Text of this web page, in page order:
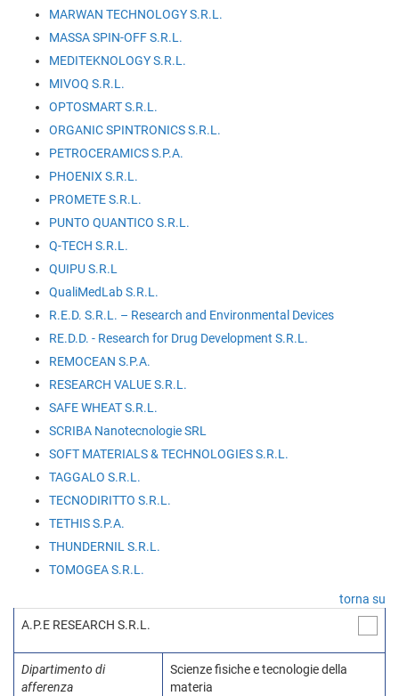
MARWAN TECHNOLOGY S.R.L.
MASSA SPIN-OFF S.R.L.
MEDITEKNOLOGY S.R.L.
MIVOQ S.R.L.
OPTOSMART S.R.L.
ORGANIC SPINTRONICS S.R.L.
PETROCERAMICS S.P.A.
PHOENIX S.R.L.
PROMETE S.R.L.
PUNTO QUANTICO S.R.L.
Q-TECH S.R.L.
QUIPU S.R.L
QualiMedLab S.R.L.
R.E.D. S.R.L. – Research and Environmental Devices
RE.D.D. - Research for Drug Development S.R.L.
REMOCEAN S.P.A.
RESEARCH VALUE S.R.L.
SAFE WHEAT S.R.L.
SCRIBA Nanotecnologie SRL
SOFT MATERIALS & TECHNOLOGIES S.R.L.
TAGGALO S.R.L.
TECNODIRITTO S.R.L.
TETHIS S.P.A.
THUNDERNIL S.R.L.
TOMOGEA S.R.L.
torna su
A.P.E RESEARCH S.R.L.
Dipartimento di
afferenza
Scienze fisiche e tecnologie della
materia